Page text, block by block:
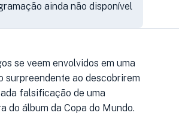
ainda não disponível
se veem envolvidos em uma
surpreendente ao descobrirem
falsificação de uma
do álbum da Copa do Mundo.